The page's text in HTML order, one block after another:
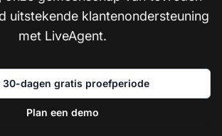
uitstekende klantenondersteuning
met LiveAgent.
30-dagen gratis proefperiode
Plan een demo